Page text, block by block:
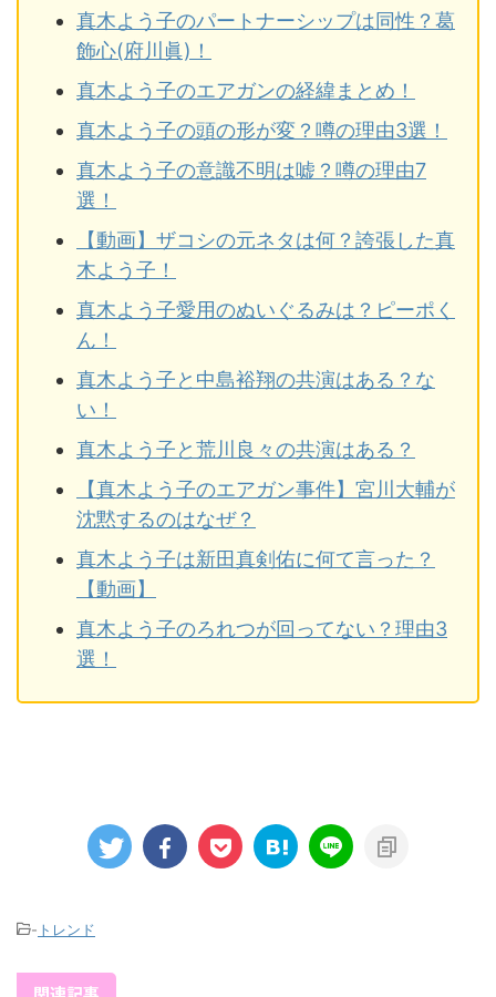
真木よう子のパートナーシップは同性？葛
飾心(府川眞)！
真木よう子のエアガンの経緯まとめ！
真木よう子の頭の形が変？噂の理由3選！
真木よう子の意識不明は嘘？噂の理由7
選！
【動画】ザコシの元ネタは何？誇張した真
木よう子！
真木よう子愛用のぬいぐるみは？ピーポく
ん！
真木よう子と中島裕翔の共演はある？な
い！
真木よう子と荒川良々の共演はある？
【真木よう子のエアガン事件】宮川大輔が
沈黙するのはなぜ？
真木よう子は新田真剣佑に何て言った？
【動画】
真木よう子のろれつが回ってない？理由3
選！
- トレンド